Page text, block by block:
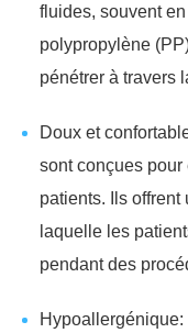
fluides, souvent
polypropylène
pénétrer à travers
Doux et
sont conçues
patients. Ils offrent
laquelle les
pendant des